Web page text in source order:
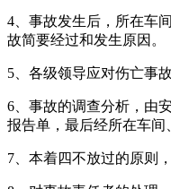
4、事故发生后，所在车
故简要经过和发生原因。
5、各级领导应对伤亡事
6、事故的调查分析，由
报告单，最后经所在车间
7、本着四不放过的原则